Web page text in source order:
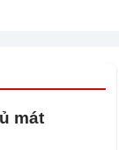
mát